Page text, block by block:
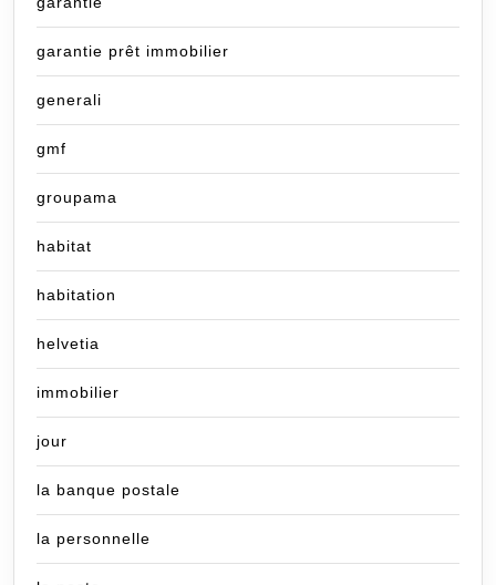
garantie prêt immobilier
generali
gmf
groupama
habitat
habitation
helvetia
immobilier
jour
la banque postale
la personnelle